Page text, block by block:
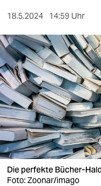
sport
berlin
nord
wahrheit
verlag
verlag
veranstaltungen
18.5.2024 14:59 Uhr
Die perfekte Bücher-
Foto: Zoonar/imago